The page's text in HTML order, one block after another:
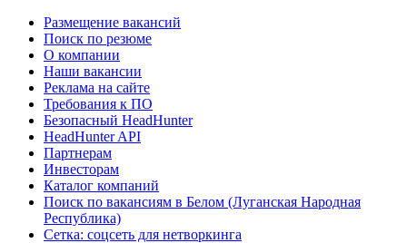
Размещение вакансий
Поиск по резюме
О компании
Наши вакансии
Реклама на сайте
Требования к ПО
Безопасный HeadHunter
HeadHunter API
Партнерам
Инвесторам
Каталог компаний
Поиск по вакансиям в Белом (Луганская Народная
Республика)
Сетка: соцсеть для нетворкинга